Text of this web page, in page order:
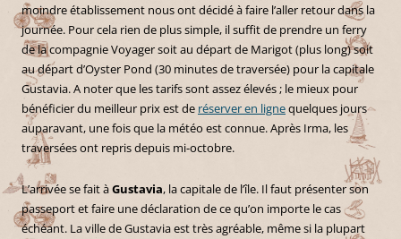
moindre établissement nous ont décidé à faire l’aller retour dans la
journée. Pour cela rien de plus simple, il suffit de prendre un ferry
de la compagnie Voyager soit au départ de Marigot (plus long) soit
au départ d’Oyster Pond (30 minutes de traversée) pour la capitale
Gustavia. A noter que les tarifs sont assez élevés ; le mieux pour
bénéficier du meilleur prix est de réserver en lignequelques jours
auparavant, une fois que la météo est connue. Après Irma, les
traversées ont repris depuis mi-octobre.
L’arrivée se fait àGustavia, la capitale de l’île. Il faut présenter son
passeport et faire une déclaration de ce qu’on importe le cas
échéant. La ville de Gustavia est très agréable, même si la plupart